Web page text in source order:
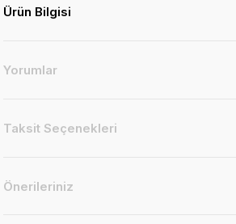
Ürün Bilgisi
Yorumlar
Taksit Seçenekleri
Önerileriniz